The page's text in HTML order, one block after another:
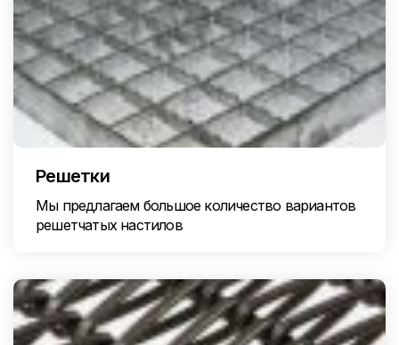
Решетки
Мы предлагаем большое количество вариантов
решетчатых настилов